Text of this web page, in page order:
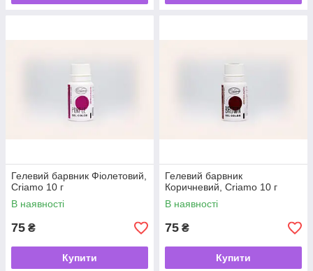
Гелевий барвник Фіолетовий,
Criamo 10 г
В наявності
75 ₴
Купити
Гелевий барвник
Коричневий, Criamo 10 г
В наявності
75 ₴
Купити